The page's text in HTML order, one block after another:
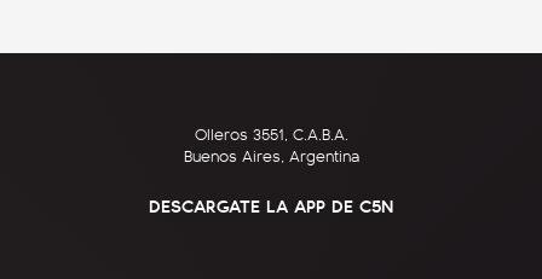
Olleros 3551, C.A.B.A.
Buenos Aires, Argentina
DESCARGATE LA APP DE C5N